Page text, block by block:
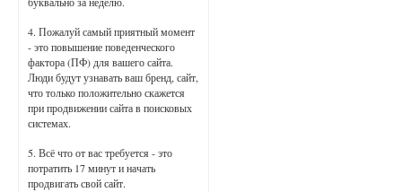
4. Пожалуй самый приятный момент
- это повышение поведенческого
фактора (ПФ) для вашего сайта.
Люди будут узнавать ваш бренд, сайт,
что только положительно скажется
при продвижении сайта в поисковых
системах.
5. Всё что от вас требуется - это
потратить 17 минут и начать
продвигать свой сайт.